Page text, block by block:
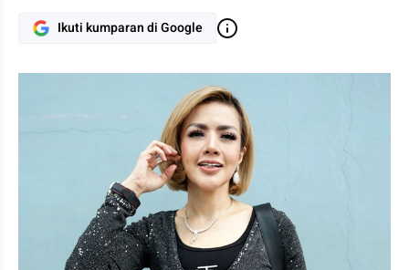
Ikuti kumparan di Google